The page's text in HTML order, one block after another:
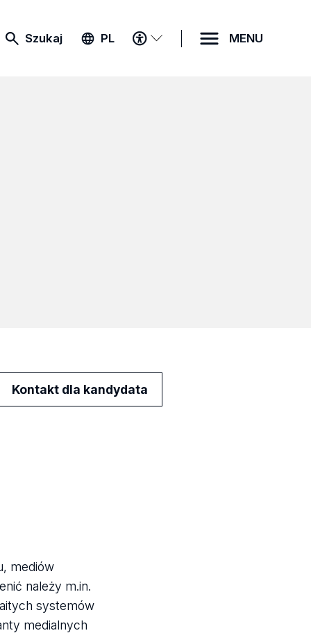
Szukaj PL
MENU
DOSTĘPNOŚCI
MENU
Kontakt dla kandydata
mediów
należy m.in.
systemów
medialnych